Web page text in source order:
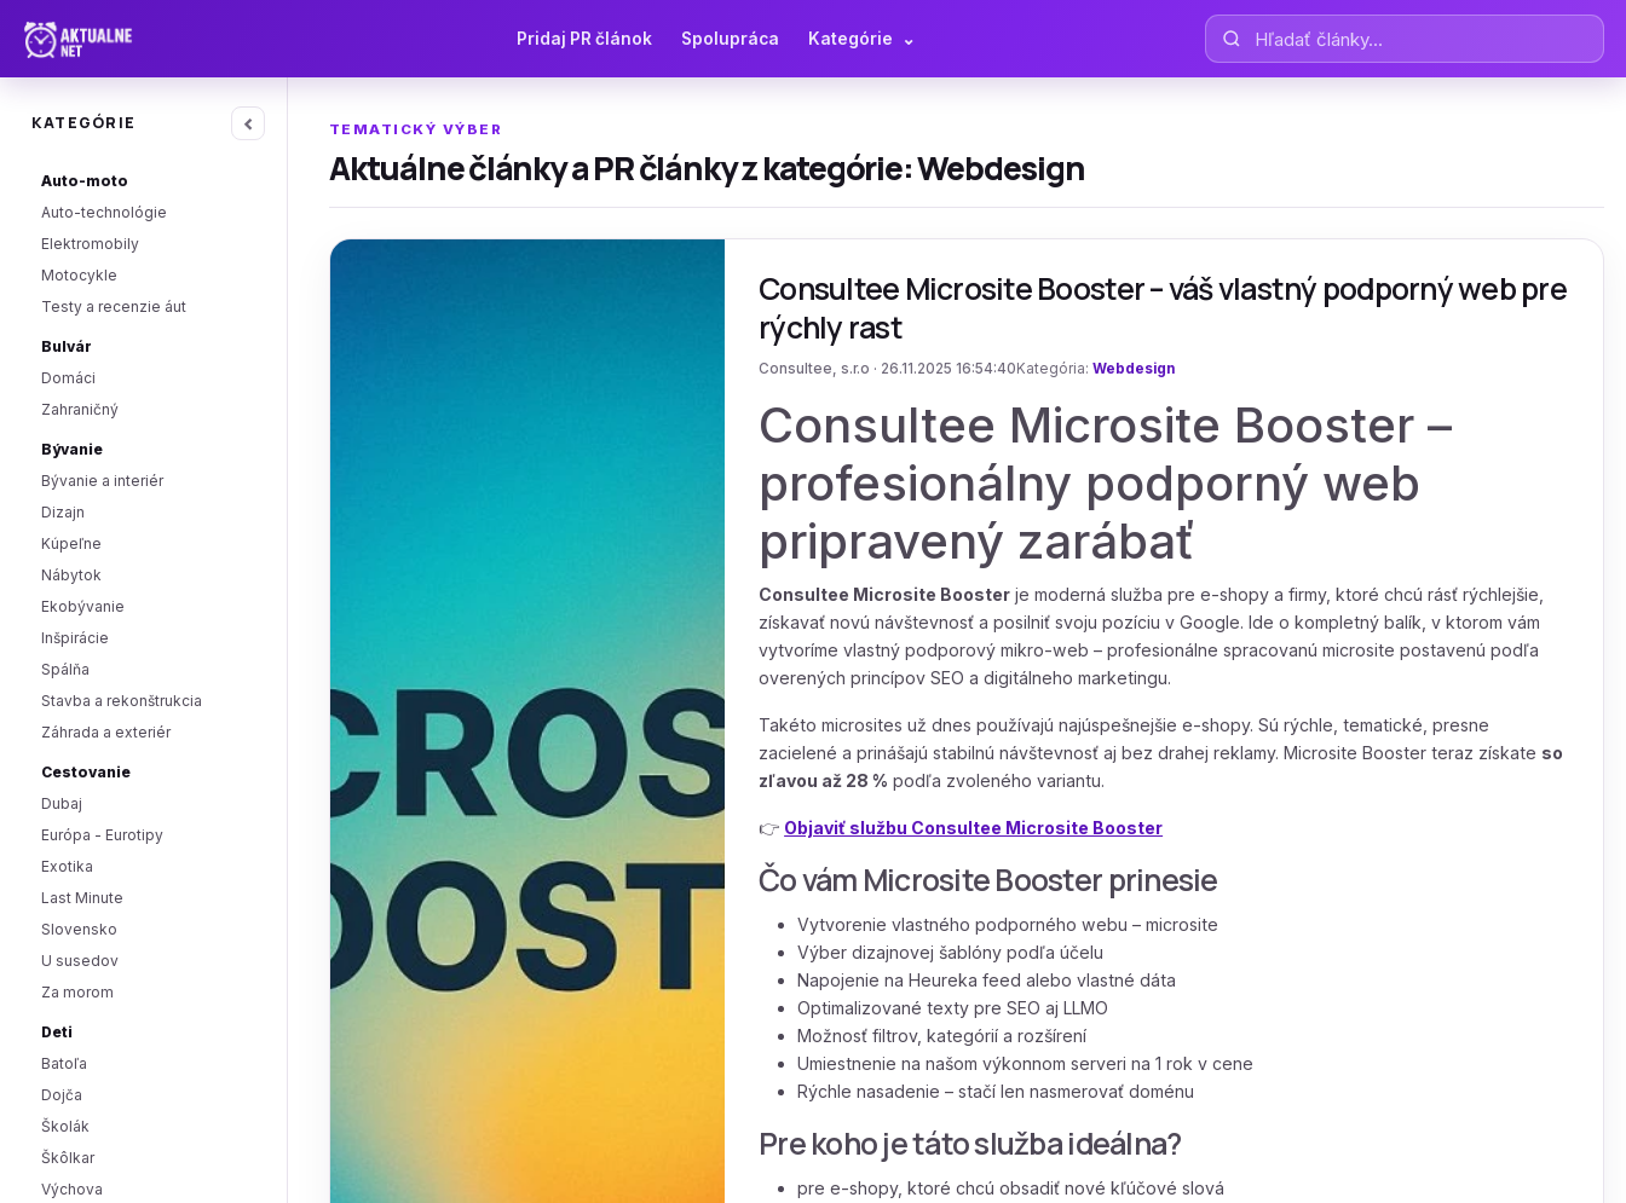
Pridaj PR článok Spolupráca Kategórie ⌄ Hľadať články
KATEGÓRIE ‹
Auto-moto
Auto-technológie
Elektromobily
Motocykle
Testy a recenzie áut
Bulvár
Domáci
Zahraničný
Bývanie
Bývanie a interiér
Dizajn
Kúpeľne
Nábytok
Ekobývanie
Inšpirácie
Spálňa
Stavba a rekonštrukcia
Záhrada a exteriér
Cestovanie
Dubaj
Európa - Eurotipy
Exotika
Last Minute
Slovensko
U susedov
Za morom
Deti
Batoľa
Dojča
Školák
Škôlkar
Výchova
TEMATICKÝ VÝBER
Aktuálne články a PR články z kategórie: Webdesign
Consultee Microsite Booster – váš vlastný podporný web pre
rýchly rast
Consultee, s.r.o · 26.11.2025 16:54:40 Kategória:Webdesign
Consultee Microsite Booster –
profesionálny podporný web
pripravený zarábať
Consultee Microsite Booster je moderná služba pre e-shopy a firmy, ktoré chcú rásť rýchlejšie,
získavať novú návštevnosť a posilniť svoju pozíciu v Google. Ide o kompletný balík, v ktorom vám
vytvoríme vlastný podporový mikro-web – profesionálne spracovanú microsite postavenú podľa
overených princípov SEO a digitálneho marketingu.
Takéto microsites už dnes používajú najúspešnejšie e-shopy. Sú rýchle, tematické, presne
zacielené a prinášajú stabilnú návštevnosť aj bez drahej reklamy. Microsite Booster teraz získate so
zľavou až 28 % podľa zvoleného variantu.
👉 Objaviť službu Consultee Microsite Booster
Čo vám Microsite Booster prinesie
Vytvorenie vlastného podporného webu – microsite
Výber dizajnovej šablóny podľa účelu
Napojenie na Heureka feed alebo vlastné dáta
Optimalizované texty pre SEO aj LLMO
Možnosť filtrov, kategórií a rozšírení
Umiestnenie na našom výkonnom serveri na 1 rok v cene
Rýchle nasadenie – stačí len nasmerovať doménu
Pre koho je táto služba ideálna?
pre e-shopy, ktoré chcú obsadiť nové kľúčové slová